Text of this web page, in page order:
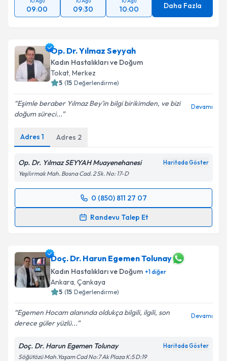
09:00 09:30 10:00 Daha Fazla
Op. Dr. Yılmaz Seyyah
Kadın Hastalıkları ve Doğum
Tokat, Merkez
5 (15 Değerlendirme)
Eşimle beraber Yılmaz Bey'in bilgi birikimden, ve bizi
doğum süreci...
Devamı
Adres 1 Adres 2
Op. Dr. Yılmaz SEYYAH Muayenehanesi Haritada Göster
Yeşilırmak Mah. Bosna Cad. 2 Sk. No: 17-D
0 (850) 811 27 07
Randevu Talep Et
Randevu Takvimi Talebi
takvim hazırlandığında e-posta ile bilgilendireceğiz.
E-posta Adresiniz
Kişisel verilerimin işlenmesine ilişkin
kapsamda işlenmesini kabul ediyorum.
Doç. Dr. Harun Egemen Tolunay
Kadın Hastalıkları ve Doğum +1diğer
Ankara, Çankaya
5 (15 Değerlendirme)
Egemen Hocam alanında oldukça bilgili, ilgili, son
derece güler yüzlü...
Devamı
Doç. Dr. Harun Egemen Tolunay Haritada Göster
Söğütözü Mah.Yaşam Cad No:7 Ak Plaza K:5 D:19